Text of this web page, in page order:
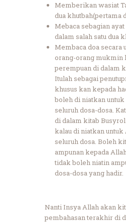
Memberikan wasiat
dua khutbah(pertama
Mebaca sebagian ayat
dalam salah satu dua
Membaca doa secara
orang-orang mukmin
perempuan di dalam
Itulah sebagai
khusus kan kepada
boleh di niatkan
seluruh dosa-dosa.
di dalam kitab
kalau di niatkan untuk
seluruh dosa. Boleh
ampunan kepada
tidak boleh niatin
dosa-dosa yang hadir.
Nanti Insya Allah akan
pembahasan terakhir di